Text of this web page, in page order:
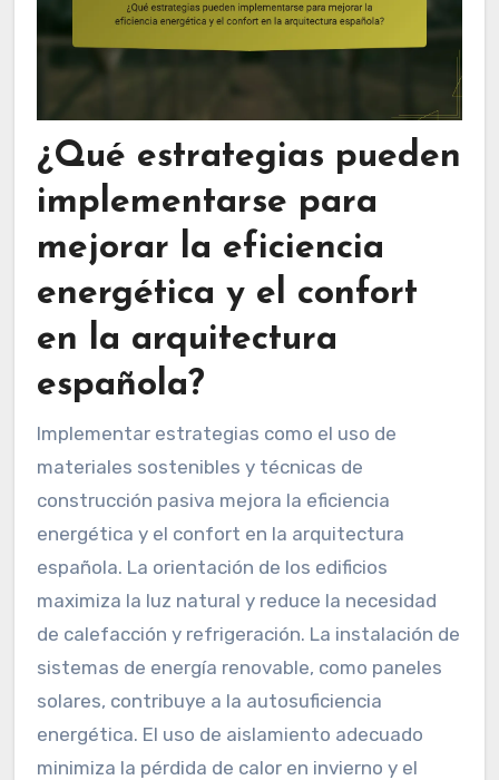
¿Qué estrategias pueden
implementarse para
mejorar la eficiencia
energética y el confort
en la arquitectura
española?
Implementar estrategias como el uso de
materiales sostenibles y técnicas de
construcción pasiva mejora la eficiencia
energética y el confort en la arquitectura
española. La orientación de los edificios
maximiza la luz natural y reduce la necesidad
de calefacción y refrigeración. La instalación de
sistemas de energía renovable, como paneles
solares, contribuye a la autosuficiencia
energética. El uso de aislamiento adecuado
minimiza la pérdida de calor en invierno y el